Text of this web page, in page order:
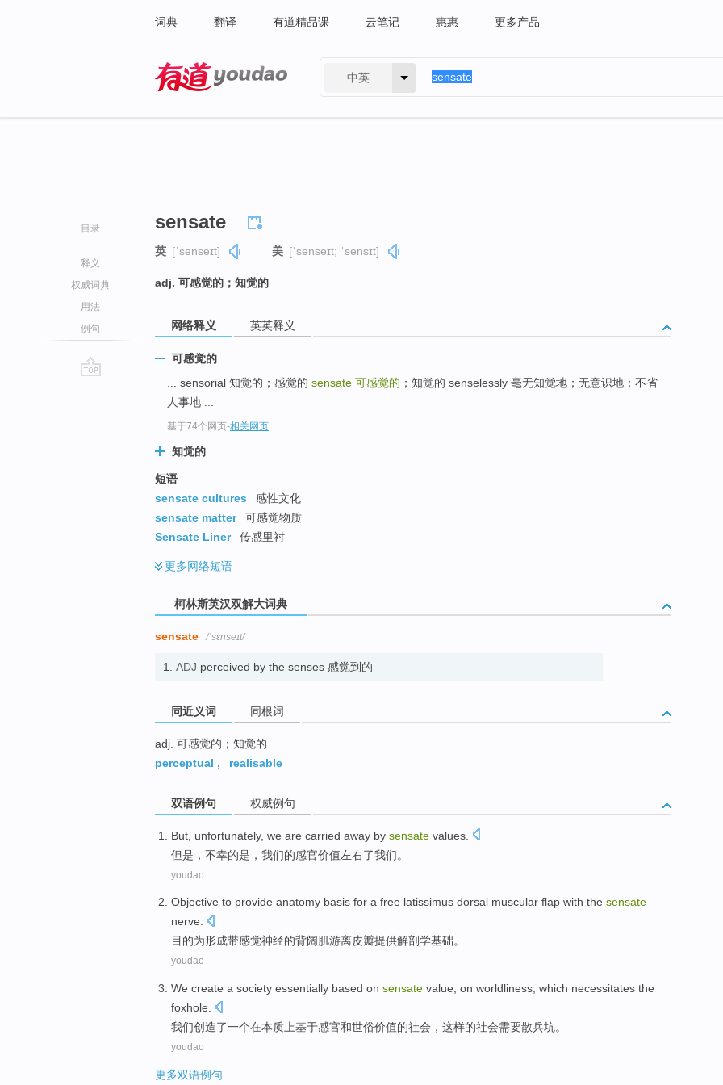
词典 翻译 有道精品课 云笔记 惠惠 更多产品
中英
目录
释义
权威词典
用法
例句
sensate
英 [ˈsenseɪt] 美 [ˈsenseɪt; ˈsensɪt]
adj. 可感觉的；知觉的
网络释义 英英释义
可感觉的
... sensorial 知觉的；感觉的 sensate 可感觉的 ；知觉的 senselessly 毫无知觉地；无意识地；不省
人事地 ...
基于74个网页-相关网页
知觉的
短语
sensate cultures
感性文化
sensate matter
可感觉物质
Sensate Liner
传感里衬
更多网络短语
柯林斯英汉双解大词典
sensate /ˈsɛnseɪt/
1. ADJ perceived by the senses 感觉到的
同近义词 同根词
adj. 可感觉的；知觉的
perceptual , realisable
双语例句 权威例句
But unfortunately, we are carried away by sensate values
但是 ， 不幸的是， 我们的感官价值左右了我们。
youdao
Objective to provide anatomy basis for a free latissimus dorsal muscular flap with the sensate
nerve.
目的为形成带感觉神经的背阔肌游离皮瓣提供解剖学基础。
youdao
We create a society essentially based on sensate value , on worldliness, which necessitates the
foxhole
我们创造了一个在本质上基于感官和世俗价值的社会 ，这样的社会需要散兵坑。
youdao
更多双语例句